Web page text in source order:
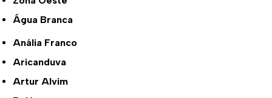
Água Branca
Anália Franco
Aricanduva
Artur Alvim